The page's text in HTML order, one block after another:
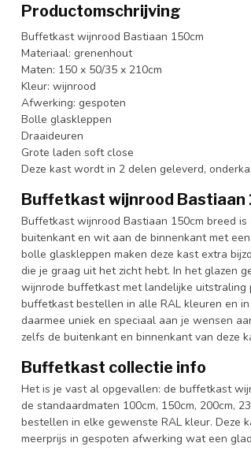
Productomschrijving
Buffetkast wijnrood Bastiaan 150cm
Materiaal: grenenhout
Maten: 150 x 50/35 x 210cm
Kleur: wijnrood
Afwerking: gespoten
Bolle glaskleppen
Draaideuren
Grote laden soft close
Deze kast wordt in 2 delen geleverd,
Buffetkast wijnrood Bastiaan
Buffetkast wijnrood Bastiaan 150cm breed
buitenkant en wit aan de binnenkant met
bolle glaskleppen maken deze kast extra
die je graag uit het zicht hebt. In het glazen
wijnrode buffetkast met landelijke uitstraling
buffetkast bestellen in alle RAL kleuren en
daarmee uniek en speciaal aan je wensen
zelfs de buitenkant en binnenkant van deze
Buffetkast collectie info
Het is je vast al opgevallen: de buffetkast
de standaardmaten 100cm, 150cm, 200cm,
bestellen in elke gewenste RAL kleur. Deze
meerprijs in gespoten afwerking wat een